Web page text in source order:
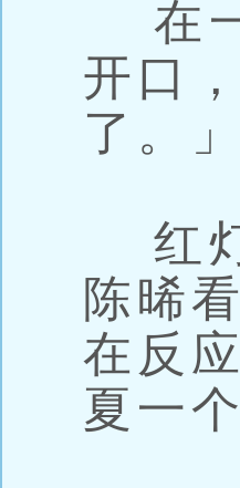
在一
开口
了。」
红灯
陈晞
在反
夏一